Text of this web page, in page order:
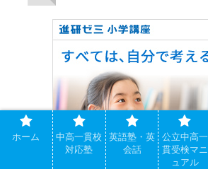
ホーム
中高一貫校
対応塾
英語塾・英
会話
公立中高一
貫受検マニ
ュアル